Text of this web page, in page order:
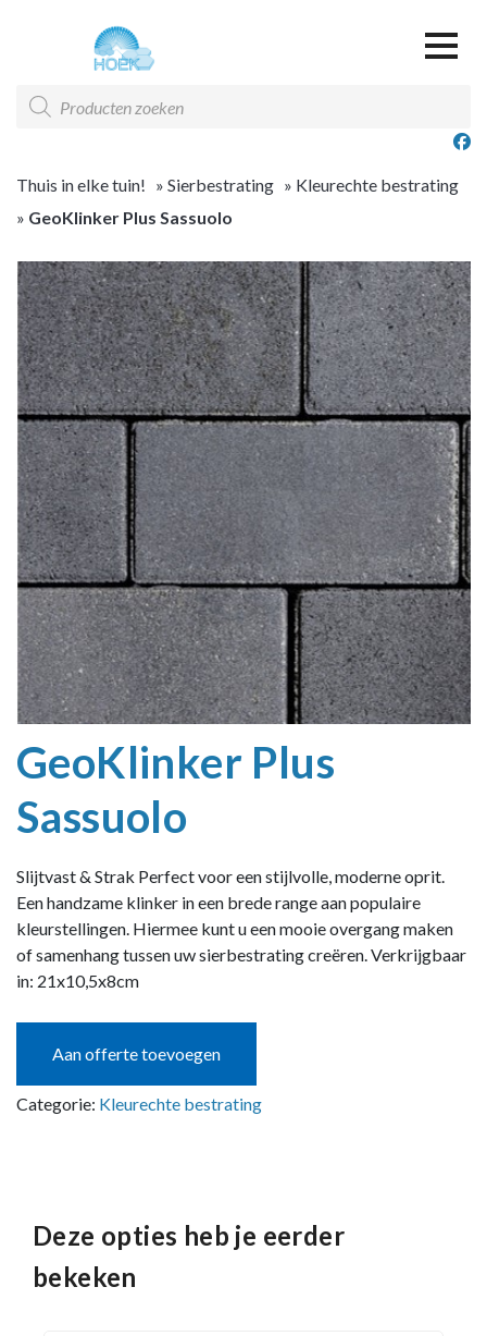
Producten
zoeken
Offerte & Contact
Offerte overzicht
Thuis in elke tuin! » Sierbestrating » Kleurechte bestrating
» GeoKlinker Plus Sassuolo
GeoKlinker Plus
Sassuolo
Slijtvast & Strak Perfect voor een stijlvolle, moderne oprit.
Een handzame klinker in een brede range aan populaire
kleurstellingen. Hiermee kunt u een mooie overgang maken
of samenhang tussen uw sierbestrating creëren. Verkrijgbaar
in: 21x10,5x8cm
Aan offerte toevoegen
Categorie: Kleurechte bestrating
Deze opties heb je eerder
bekeken